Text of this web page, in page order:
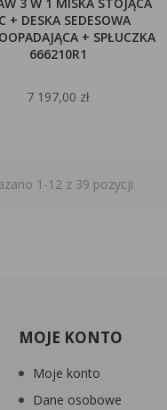
3 W 1 MISKA STOJĄCA
+ DESKA SEDESOWA
+ SPŁUCZKA
666210R1
7 197,00 zł
1-12 z 39 pozycji
MOJE KONTO
Moje konto
Dane osobowe